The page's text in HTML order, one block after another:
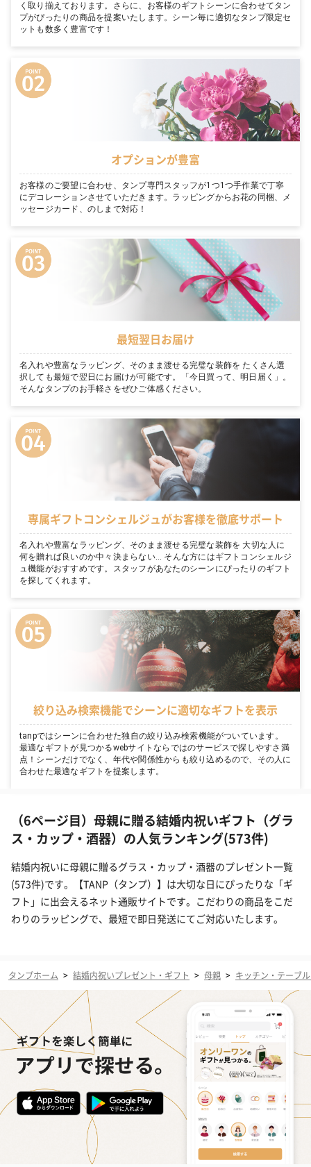
く取り揃えております。さらに、お客様のギフトシーンに合わせてタン
プがぴったりの商品を提案いたします。シーン毎に適切なタンプ限定セ
ットも数多く豊富です！
オプションが豊富
お客様のご要望に合わせ、タンプ専門スタッフが1つ1つ手作業で丁寧
にデコレーションさせていただきます。ラッピングからお花の同梱、メ
ッセージカード、のしまで対応！
最短翌日お届け
名入れや豊富なラッピング、そのまま渡せる完璧な装飾を たくさん選
択しても最短で翌日にお届けが可能です。「今日買って、明日届く」。
そんなタンプのお手軽さをぜひご体感ください。
専属ギフトコンシェルジュがお客様を徹底サポート
名入れや豊富なラッピング、そのまま渡せる完璧な装飾を 大切な人に
何を贈れば良いのか中々決まらない… そんな方にはギフトコンシェルジ
ュ機能がおすすめです。スタッフがあなたのシーンにぴったりのギフト
を探してくれます。
絞り込み検索機能でシーンに適切なギフトを表示
tanpではシーンに合わせた独自の絞り込み検索機能がついています。
最適なギフトが見つかるwebサイトならではのサービスで探しやすさ満
点！シーンだけでなく、年代や関係性からも絞り込めるので、その人に
合わせた最適なギフトを提案します。
（6ページ目）母親に贈る結婚内祝いギフト（グラ
ス・カップ・酒器）の人気ランキング(573件)
結婚内祝いに母親に贈るグラス・カップ・酒器のプレゼント一覧
(573件)です。【TANP（タンプ）】は大切な日にぴったりな「ギ
フト」に出会えるネット通販サイトです。こだわりの商品をこだ
わりのラッピングで、最短で即日発送にてご対応いたします。
タンプホーム > 結婚内祝いプレゼント・ギフト > 母親 > キッチン・テーブ